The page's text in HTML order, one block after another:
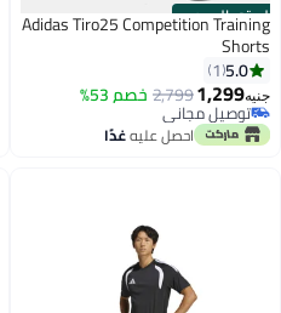
الستور الرسمي
Adidas Tiro25 Competition Training
Shorts
5.0
1
جنيه1,299
2,799خصم 53%
توصيل مجاني
توصيل مجانياحصل عليهغدًا